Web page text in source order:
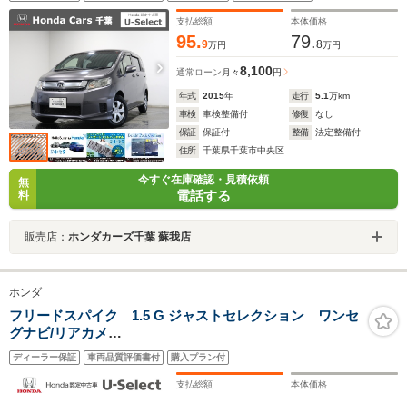
支払総額
95.9万円
本体価格
79.8万円
通常ローン 月々8,100円
年式 2015年 走行 5.1万km
車検
車検整備付 修復
なし
保証
保証付 整備
法定整備付
住所
千葉県千葉市中央区
無
料
今すぐ在庫確認・見積依頼
電話する
販売店： ホンダカーズ千葉 蘇我店
ホンダ
フリードスパイク 1.5 G ジャストセレクション ワンセ
グナビ/リアカメ
ラ
社外AW ETC
ディーラー保証 車両品質評価書付 購入プラン付
支払総額 本体価格